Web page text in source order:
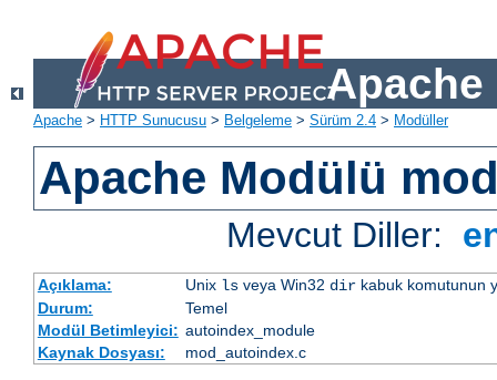
Apache
Apache > HTTP Sunucusu > Belgeleme > Sürüm 2.4 > Modüller
Apache Modülü
Mevcut Diller:
Açıklama: Unix lsveya Win32 dirkabuk komutunun
Durum:
Temel
Modül Betimleyici: autoindex_module
Kaynak Dosyası:
mod_autoindex.c